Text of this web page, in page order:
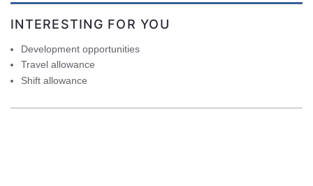
INTERESTING FOR YOU
Development opportunities
Travel allowance
Shift allowance